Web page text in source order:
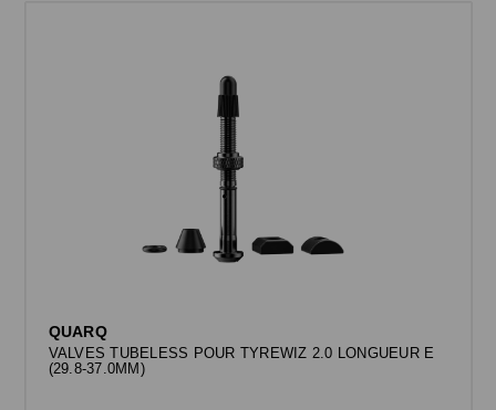
QUARQ
VALVES TUBELESS POUR TYREWIZ 2.0 LONGUEUR E
(29.8-37.0MM)